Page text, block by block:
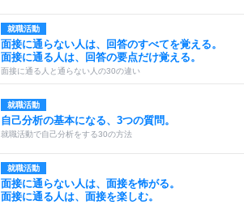
就職活動
面接に通らない人は、回答のすべてを覚える。
面接に通る人は、回答の要点だけ覚える。
面接に通る人と通らない人の30の違い
就職活動
自己分析の基本になる、3つの質問。
就職活動で自己分析をする30の方法
就職活動
面接に通らない人は、面接を怖がる。
面接に通る人は、面接を楽しむ。